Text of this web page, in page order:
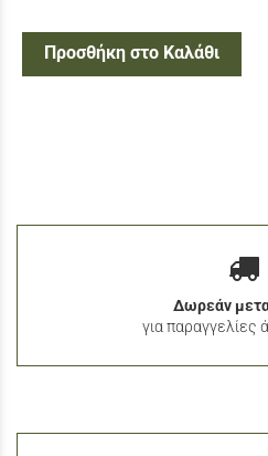
Προσθήκη στο Καλάθι
Δωρεάν
για παραγγελίες